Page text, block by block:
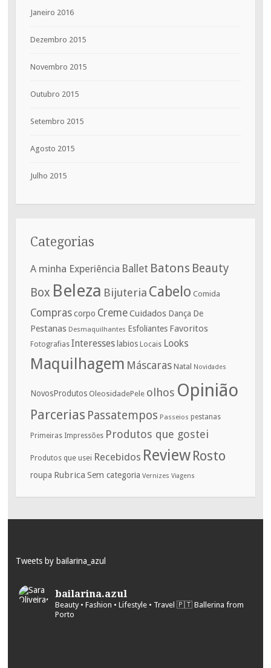
Janeiro 2016
Dezembro 2015
Novembro 2015
Outubro 2015
Setembro 2015
Agosto 2015
Julho 2015
Categorias
A minha Experiência Ballet Batons Beauty
Box Beleza Bijuteria Cabelo Comida
Comprascorpo CremeCuidados Dança De
Pestanas Desmaquilhantes Esfoliantes Favoritos
Fotografias Interesses labios Locais Looks
Maquilhagem Máscaras Natal Novidades
NovosProdutos OleosidadePele olhos Opinião
Parcerias Passatempos Passeios pestanas
Primeiras Impressões Produtos que gostei
Produtos que usei Recebidos Review Rosto
roupa Rubrica Sem categoria Vernizes Viagens
Tweets by bailarina_azul
bailarina.azul
Beauty • Fashion • Lifestyle • Travel 🇵🇹 Ballerina from
Porto